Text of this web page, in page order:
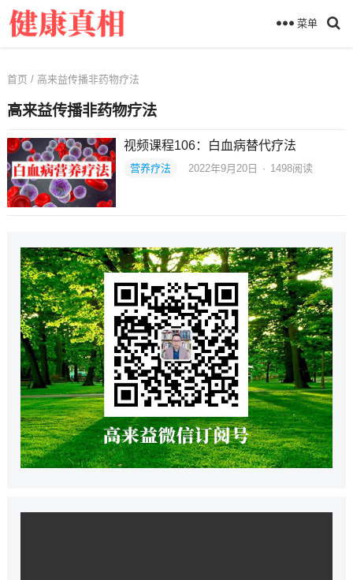
菜单
首页 / 高来益传播非药物疗法
高来益传播非药物疗法
视频课程106：白血病替代疗法
营养疗法 2022年9月20日 · 1498阅读